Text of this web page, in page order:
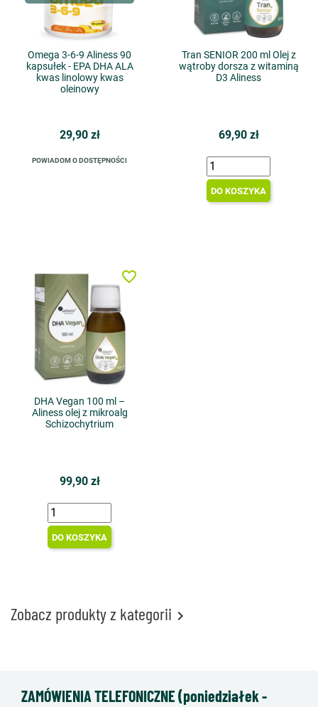
Omega 3-6-9 Aliness 90
kapsułek - EPA DHA ALA
kwas linolowy kwas
oleinowy
29,90 zł
POWIADOM O DOSTĘPNOŚCI
Tran SENIOR 200 ml Olej z
wątroby dorsza z witaminą
D3 Aliness
69,90 zł
DO KOSZYKA
DHA Vegan 100 ml –
Aliness olej z mikroalg
Schizochytrium
99,90 zł
DO KOSZYKA
favorite_border
Zobacz produkty z kategorii 
ZAMÓWIENIA TELEFONICZNE (poniedziałek -